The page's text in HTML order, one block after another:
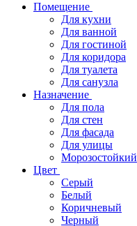
Помещение
Для кухни
Для ванной
Для гостиной
Для коридора
Для туалета
Для санузла
Назначение
Для пола
Для стен
Для фасада
Для улицы
Морозостойкий
Цвет
Серый
Белый
Коричневый
Черный